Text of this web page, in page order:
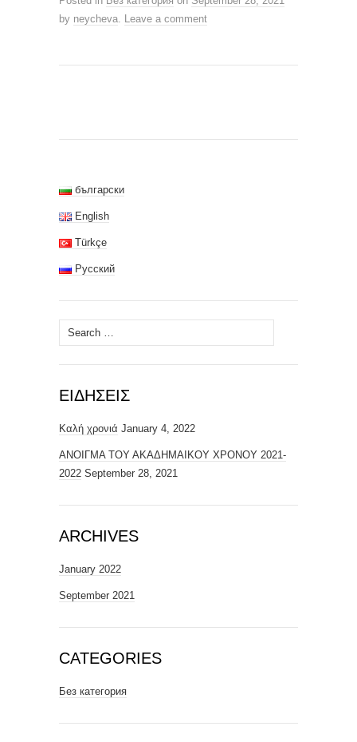
by neycheva Leave a comment
български
English
Türkçe
Русский
Search
for:
ЕΙΔΉΣΕΙΣ
Καλή χρονιά January 4, 2022
ΑΝΟΙΓΜΑ ΤΟΥ ΑΚΑΔΗΜΑΙΚΟΥ ΧΡΟΝΟΥ 2021-
2022 September 28, 2021
ARCHIVES
January 2022
September 2021
CATEGORIES
Без категория